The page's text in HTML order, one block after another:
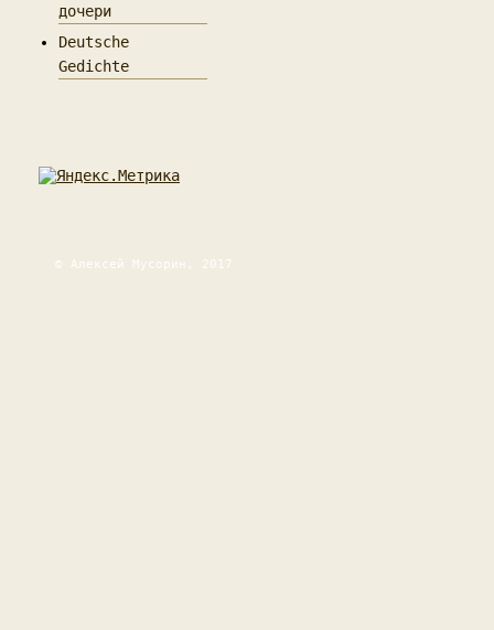
дочери
Deutsche
Gedichte
© Алексей Мусорин, 2017